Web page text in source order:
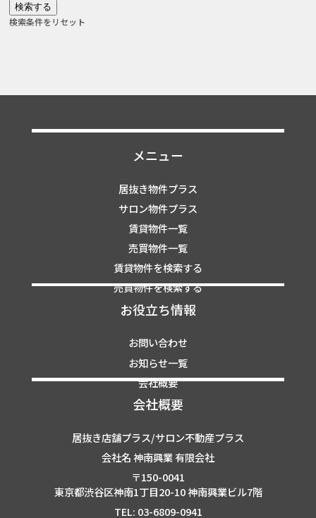
検索条件をリセット
メニュー
居抜き物件プラス
サロン物件プラス
賃貸物件一覧
売買物件一覧
賃貸物件を検索する
売買物件を検索する
お役立ち情報
お問い合わせ
お知らせ一覧
会社概要
会社概要
居抜き店舗プラス/サロン不動産プラス
会社名 神南興業 有限会社
〒150-0041
東京都渋谷区神南1丁目20-10 神南興業ビル7階
TEL: 03-6809-0941